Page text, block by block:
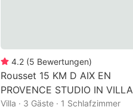
4.2 (5 Bewertungen)
Rousset 15 KM D AIX EN
PROVENCE STUDIO IN VILLA
Villa · 3 Gäste · 1 Schlafzimmer